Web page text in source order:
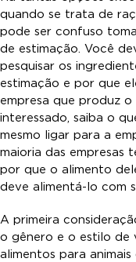
quando se trata de
pode ser confuso
de estimação. Você
pesquisar os
estimação e por que
empresa que produz
interessado, saiba o
mesmo ligar para a
maioria das empresas
por que o alimento
deve alimentá-lo com
A primeira
o gênero e o estilo de
alimentos para